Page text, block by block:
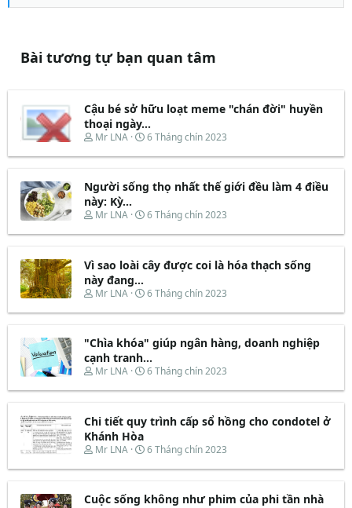
Bài tương tự bạn quan tâm
Cậu bé sở hữu loạt meme "chán đời" huyền
thoại ngày...
T
r
a
d
s
a
e
r
Mr LNA
N
à
b
t
ầ
6 Tháng chín 2023
Người sống thọ nhất thế giới đều làm 4 điều
này: Kỳ...
T
r
a
d
s
a
t
r
Mr LNA
N
à
b
t
ầ
6 Tháng chín 2023
Vì sao loài cây được coi là hóa thạch sống
này đang...
T
r
a
d
s
a
t
r
Mr LNA
N
à
b
t
ầ
6 Tháng chín 2023
"Chìa khóa" giúp ngân hàng, doanh nghiệp
cạnh tranh...
T
r
a
d
s
a
t
Mr LNA
N
à
b
t
ầ
6 Tháng chín 2023
Chi tiết quy trình cấp sổ hồng cho condotel ở
Khánh Hòa
T
r
a
Mr LNA
N
à
b
6 Tháng chín 2023
Cuộc sống không như phim của phi tần nhà